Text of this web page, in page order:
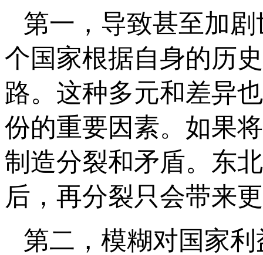
第一，导致甚至加
个国家根据自身的历
路。这种多元和差异
份的重要因素。如果
制造分裂和矛盾。东
后，再分裂只会带来
第二，模糊对国家